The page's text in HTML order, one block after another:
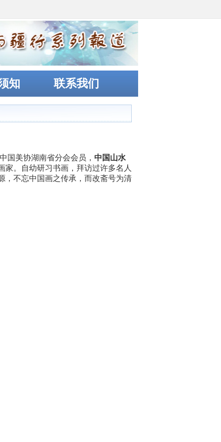
知 联系我们
国美协湖南省分会会员， 中国山水
。自幼研习书画，拜访过许多名人
，不忘中国画之传承，而改斋号为清